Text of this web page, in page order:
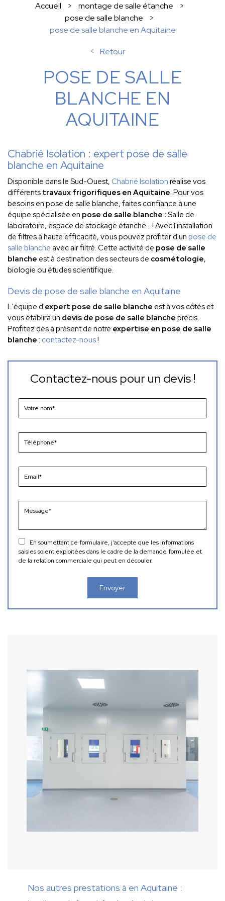
Accueil
montage de salle étanche
pose de salle blanche
pose de salle blanche en Aquitaine
Retour
POSE DE SALLE
BLANCHE EN
AQUITAINE
Chabrié Isolation : expert pose de salle
blanche en Aquitaine
Disponible dans le Sud-Ouest, Chabrié Isolation réalise vos
différents travaux frigorifiques en Aquitaine. Pour vos
besoins en pose de salle blanche, faites confiance à une
équipe spécialisée en pose de salle blanche : Salle de
laboratoire, espace de stockage étanche... ! Avec l'installation
de filtres à haute efficacité, vous pouvez profiter d'un pose de
salle blanche avec air filtré. Cette activité de pose de salle
blanche est à destination des secteurs de cosmétologie,
biologie ou études scientifique.
Devis de pose de salle blanche en Aquitaine
L'équipe d'expert pose de salle blanche est à vos côtés et
vous établira un devis de pose de salle blanche précis.
Profitez dès à présent de notre expertise en pose de salle
blanche : contactez-nous!
Contactez-nous pour un devis !
En soumettant ce formulaire, j'accepte que les informations
saisies soient exploitées dans le cadre de la demande formulée et
de la relation commerciale qui peut en découler.
Nos autres prestations à en Aquitaine :